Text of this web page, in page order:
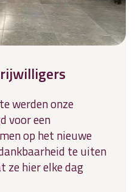
werden onze
voor een
op het nieuwe
te uiten
ze hier elke dag